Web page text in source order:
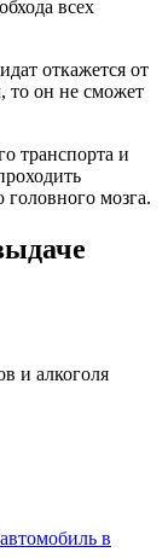
всех
откажется от
то он не сможет
транспорта и
мозга.
и алкоголя
в